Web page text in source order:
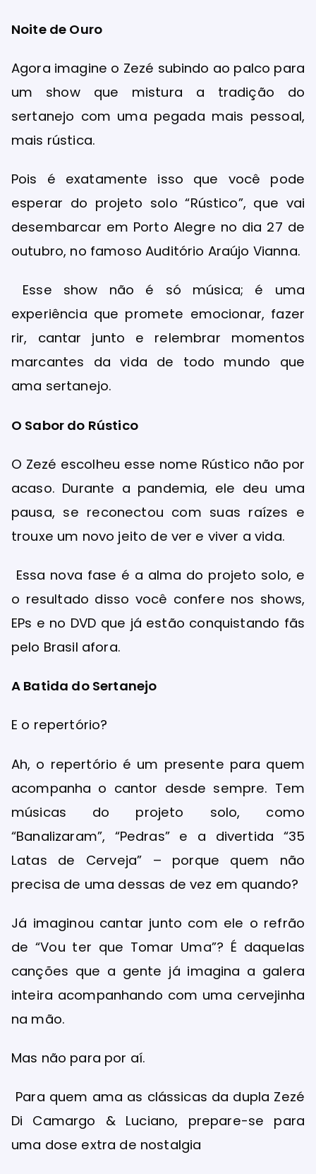
Noite de Ouro
Agora imagine o Zezé subindo ao palco para
um show que mistura a tradição do
sertanejo com uma pegada mais pessoal,
mais rústica.
Pois é exatamente isso que você pode
esperar do projeto solo “Rústico”, que vai
desembarcar em Porto Alegre no dia 27 de
outubro, no famoso Auditório Araújo Vianna.
Esse show não é só música; é uma
experiência que promete emocionar, fazer
rir, cantar junto e relembrar momentos
marcantes da vida de todo mundo que
ama sertanejo.
O Sabor do Rústico
O Zezé escolheu esse nome Rústico não por
acaso. Durante a pandemia, ele deu uma
pausa, se reconectou com suas raízes e
trouxe um novo jeito de ver e viver a vida.
Essa nova fase é a alma do projeto solo, e
o resultado disso você confere nos shows,
EPs e no DVD que já estão conquistando fãs
pelo Brasil afora.
A Batida do Sertanejo
E o repertório?
Ah, o repertório é um presente para quem
acompanha o cantor desde sempre. Tem
músicas do projeto solo, como
“Banalizaram”, “Pedras” e a divertida “35
Latas de Cerveja” – porque quem não
precisa de uma dessas de vez em quando?
Já imaginou cantar junto com ele o refrão
de “Vou ter que Tomar Uma”? É daquelas
canções que a gente já imagina a galera
inteira acompanhando com uma cervejinha
na mão.
Mas não para por aí.
Para quem ama as clássicas da dupla Zezé
Di Camargo & Luciano, prepare-se para
uma dose extra de nostalgia